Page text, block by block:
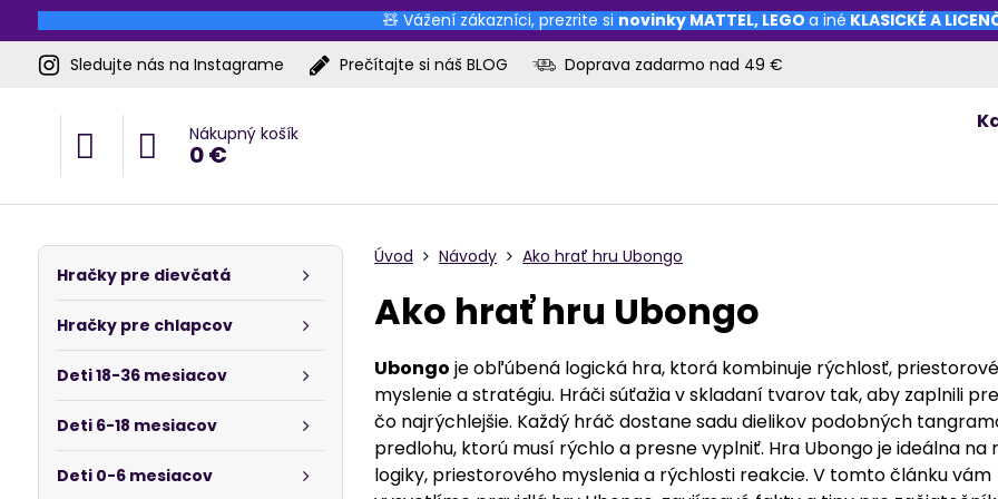
🧸 Vážení zákazníci, prezrite si novinky MATTEL, LEGO a iné KLASICKÉ A
Sledujte nás na Instagrame
Prečítajte si náš BLOG Doprava zadarmo nad 49 €
Nákupný košík
0 €
Úvod Návody Ako hrať hru Ubongo
Ako hrať hru Ubongo
Ubongo je obľúbená logická hra, ktorá kombinuje rýchlosť, priestorové
myslenie a stratégiu. Hráči súťažia v skladaní tvarov tak, aby zaplnili
čo najrýchlejšie. Každý hráč dostane sadu dielikov podobných
predlohu, ktorú musí rýchlo a presne vyplniť. Hra Ubongo je ideálna na
logiky, priestorového myslenia a rýchlosti reakcie. V tomto článku vám
Hračky pre dievčatá
Hračky pre chlapcov
Deti 18-36 mesiacov
Deti 6-18 mesiacov
Deti 0-6 mesiacov